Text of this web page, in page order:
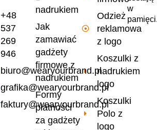
w
Odzież
reklamowa
z logo
Koszulki z
nadrukiem
logo
Koszulki
Polo z
logo
nadrukiem
Jak
zamawiać
gadżety
firmowe z
nadrukiem
Formy
płatności
za gadżety
+48
537
269
946
biuro@wearyourbrand.pl
grafika@wearyourbrand.pl
faktury@wearyourbrand.pl